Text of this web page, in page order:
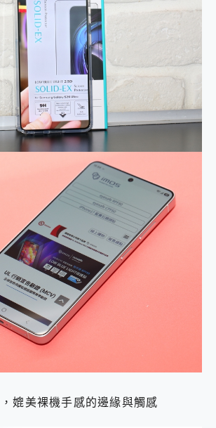
媲美裸機手感的邊緣與觸感